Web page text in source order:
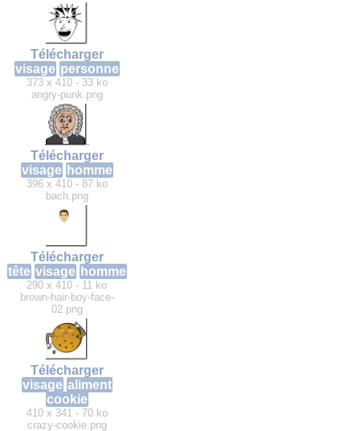
Télécharger
visage personne
373 x 410 - 33 ko
angry-punk.png
Télécharger
visage homme
396 x 410 - 87 ko
bach.png
Télécharger
tête visage homme
290 x 410 - 11 ko
brown-hair-boy-face-
02.png
Télécharger
visage aliment
cookie
410 x 341 - 70 ko
crazy-cookie.png